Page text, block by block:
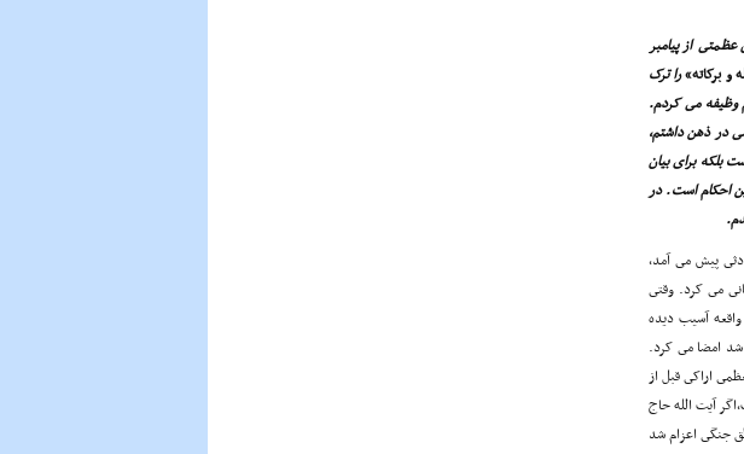
از پیامبر
و برکاته»را ترک
وظیفه مى کردم.
در ذهن داشتم،
بلکه براى بیان
احکام است. در
پیش مى آمد،
مى کرد. وقتى
واقعه آسیب دیده
شد امضا مى کرد.
اراکى قبل از
آیت الله حاج
جنگى اعزام شد